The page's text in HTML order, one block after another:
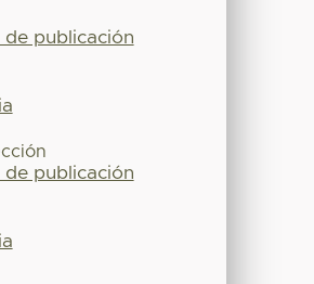
de publicación
de publicación